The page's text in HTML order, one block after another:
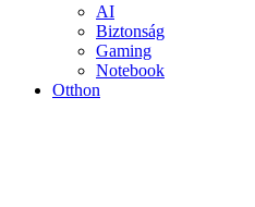
AI
Biztonság
Gaming
Notebook
Otthon